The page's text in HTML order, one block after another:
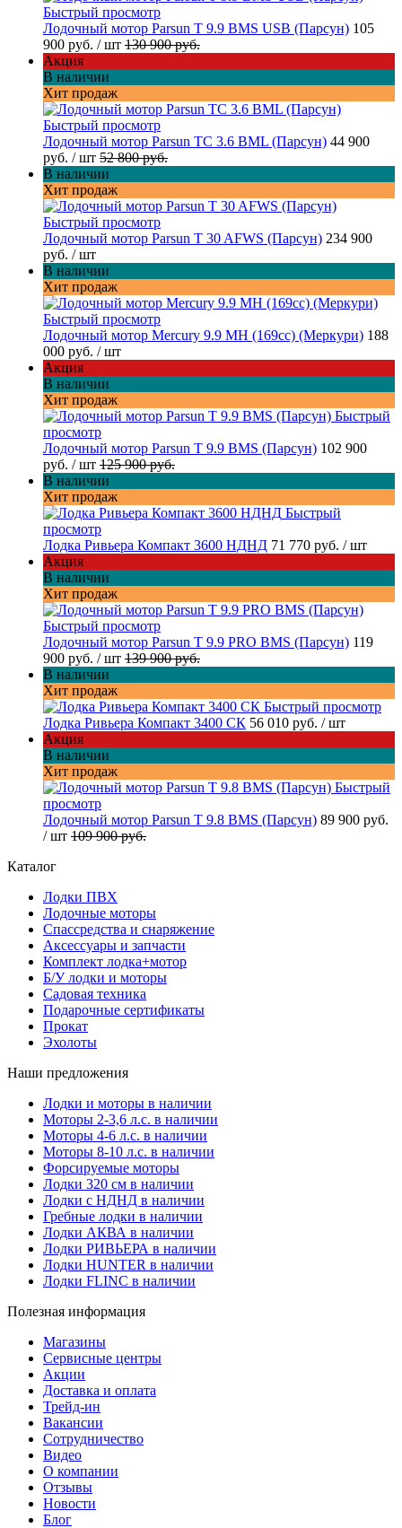
Быстрый просмотр
Лодочный мотор Parsun T 9.9 BMS USB (Парсун) 105
900 руб. / шт 130 900 руб.
Акция
В наличии
Хит продаж
Быстрый просмотр
Лодочный мотор Parsun TC 3.6 BML (Парсун) 44 900
руб. / шт 52 800 руб.
В наличии
Хит продаж
Быстрый просмотр
Лодочный мотор Parsun T 30 AFWS (Парсун) 234 900
руб. / шт
В наличии
Хит продаж
Быстрый просмотр
Лодочный мотор Mercury 9.9 MH (169cc) (Меркури) 188
000 руб. / шт
Акция
В наличии
Хит продаж
Быстрый
просмотр
Лодочный мотор Parsun T 9.9 BMS (Парсун) 102 900
руб. / шт 125 900 руб.
В наличии
Хит продаж
Быстрый
просмотр
Лодка Ривьера Компакт 3600 НДНД 71 770 руб. / шт
Акция
В наличии
Хит продаж
Быстрый просмотр
Лодочный мотор Parsun T 9.9 PRO BMS (Парсун) 119
900 руб. / шт 139 900 руб.
В наличии
Хит продаж
Быстрый просмотр
Лодка Ривьера Компакт 3400 СК 56 010 руб. / шт
Акция
В наличии
Хит продаж
Быстрый
просмотр
Лодочный мотор Parsun T 9.8 BMS (Парсун) 89 900 руб.
/ шт 109 900 руб.
Каталог
Лодки ПВХ
Лодочные моторы
Спассредства и снаряжение
Аксессуары и запчасти
Комплект лодка+мотор
Б/У лодки и моторы
Садовая техника
Подарочные сертификаты
Прокат
Эхолоты
Наши предложения
Лодки и моторы в наличии
Моторы 2-3,6 л.с. в наличии
Моторы 4-6 л.с. в наличии
Моторы 8-10 л.с. в наличии
Форсируемые моторы
Лодки 320 см в наличии
Лодки с НДНД в наличии
Гребные лодки в наличии
Лодки АКВА в наличии
Лодки РИВЬЕРА в наличии
Лодки HUNTER в наличии
Лодки FLINC в наличии
Полезная информация
Магазины
Сервисные центры
Акции
Доставка и оплата
Трейд-ин
Вакансии
Сотрудничество
Видео
О компании
Отзывы
Новости
Блог